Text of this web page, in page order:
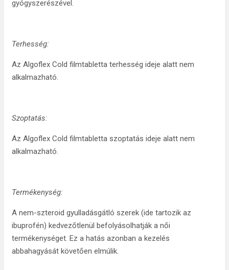
gyógyszerészével.
Terhesség:
Az Algoflex Cold filmtabletta terhesség ideje alatt nem
alkalmazható.
Szoptatás:
Az Algoflex Cold filmtabletta szoptatás ideje alatt nem
alkalmazható.
Termékenység:
A nem-szteroid gyulladásgátló szerek (ide tartozik az
ibuprofén) kedvezőtlenül befolyásolhatják a női
termékenységet. Ez a hatás azonban a kezelés
abbahagyását követően elmúlik.